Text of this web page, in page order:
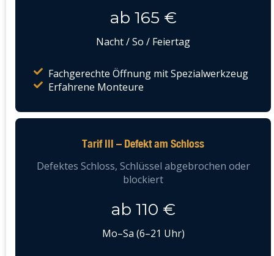
ab 165 €
Nacht / So / Feiertag
Fachgerechte Öffnung mit Spezialwerkzeug
Erfahrene Monteure
Tarif III – Defekt am Schloss
Defektes Schloss, Schlüssel abgebrochen oder
blockiert
ab 110 €
Mo–Sa (6–21 Uhr)